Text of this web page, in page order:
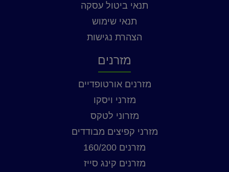
תנאי ביטול עסקה
תנאי שימוש
הצהרת נגישות
מזרנים
מזרנים אורטופדיים
מזרני ויסקו
מזרוני לטקס
מזרני קפיצים מבודדים
מזרנים 160/200
מזרנים קינג סייז